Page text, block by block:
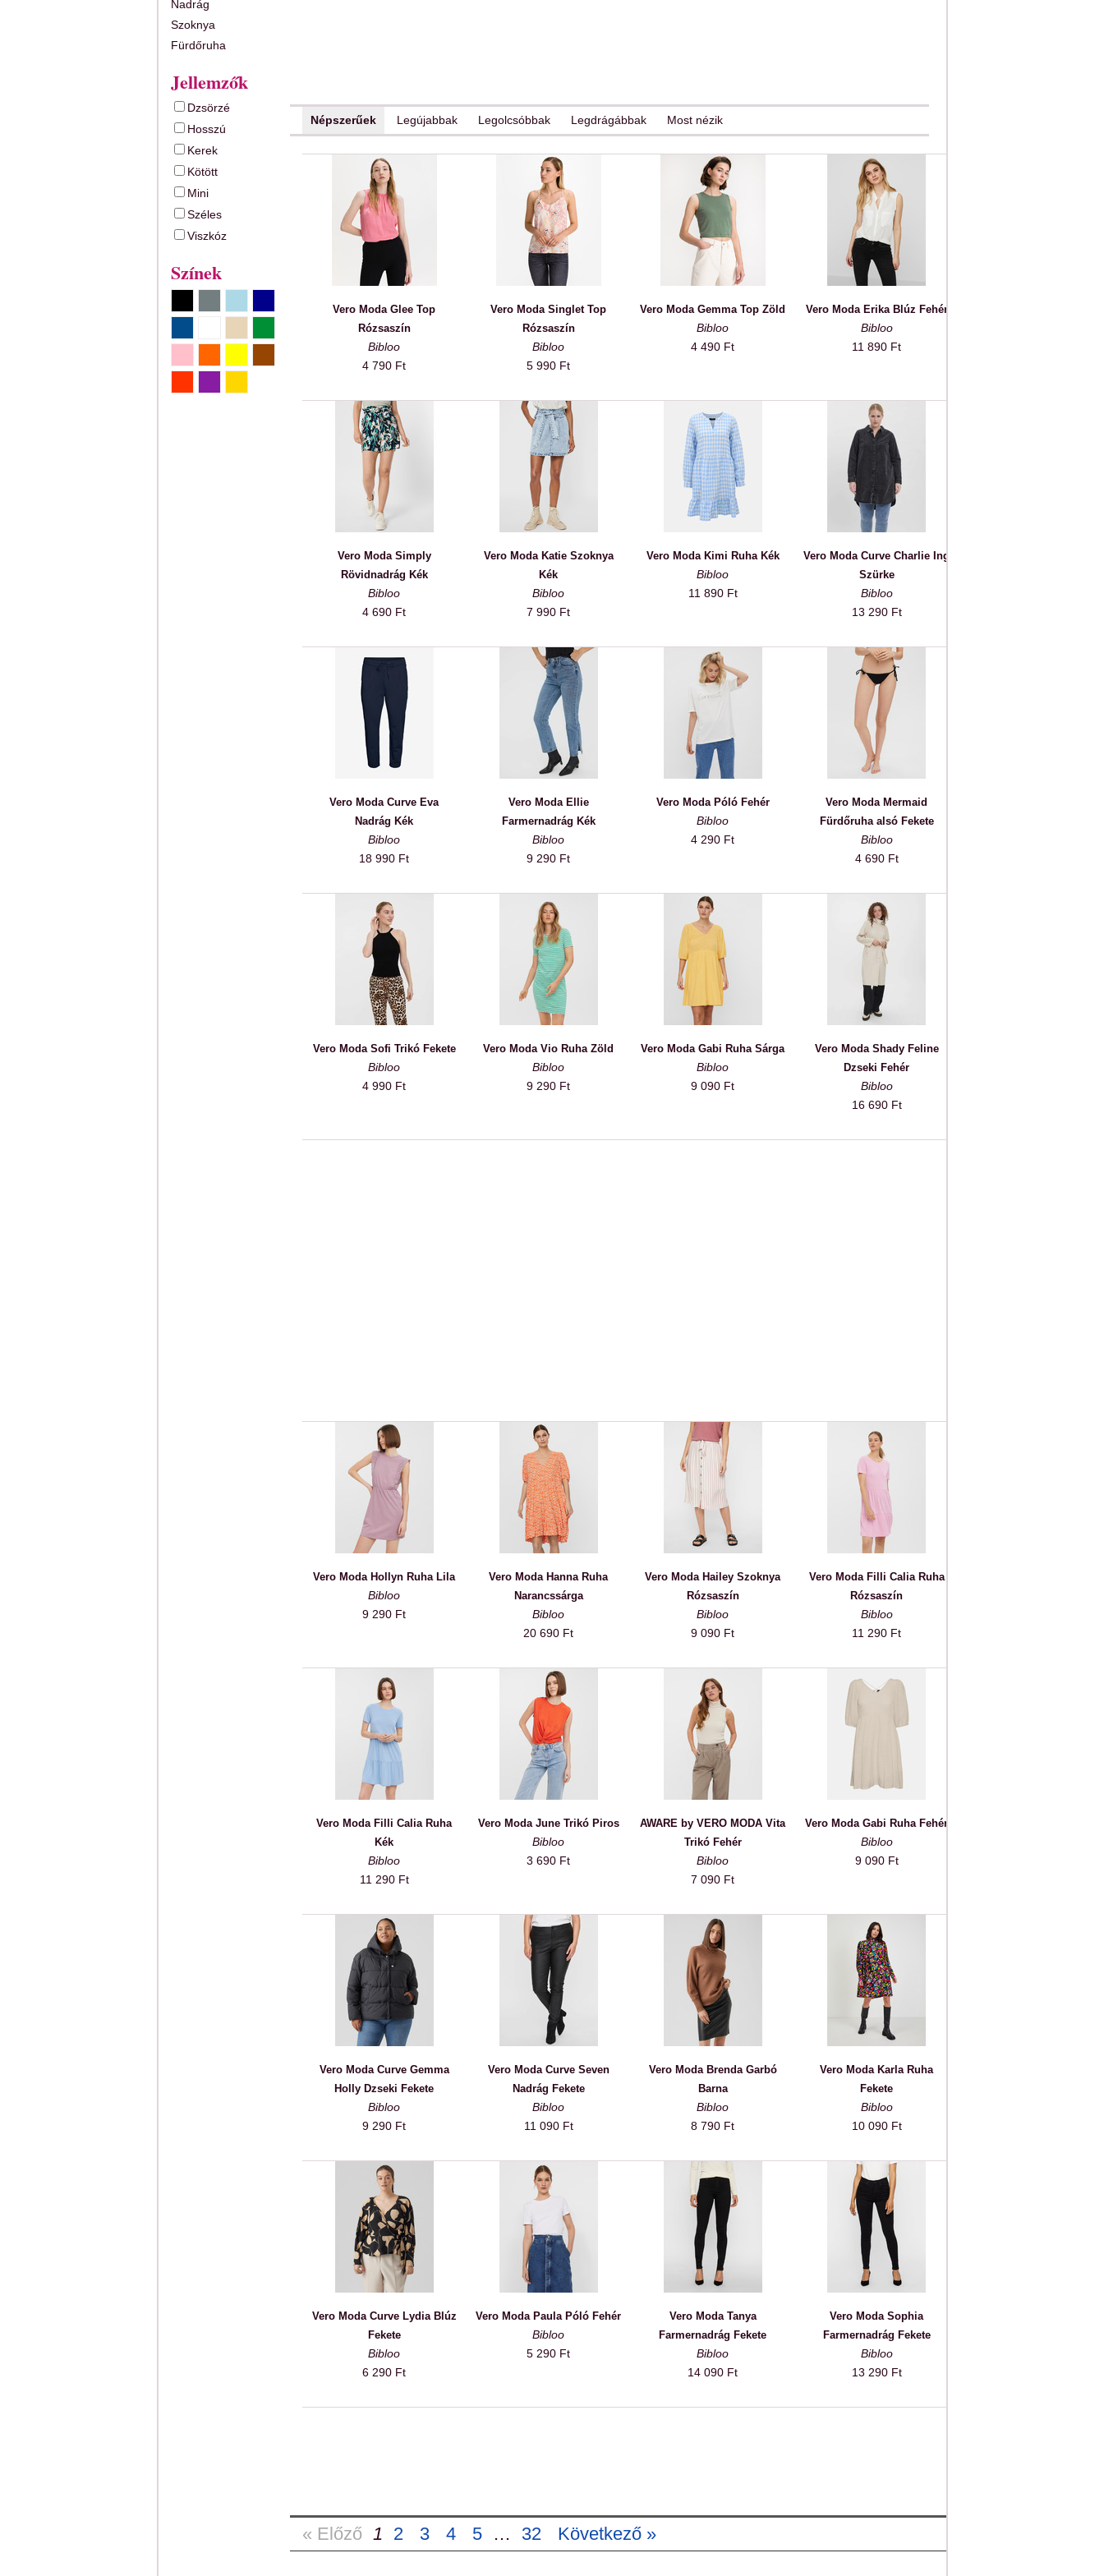
Nadrág
Szoknya
Fürdőruha
Jellemzők
Dzsörzé
Hosszú
Kerek
Kötött
Mini
Széles
Viszkóz
Színek
Népszerűek Legújabbak Legolcsóbbak Legdrágábbak Most nézik
Vero Moda Glee Top
Rózsaszín
Bibloo
4 790 Ft
Vero Moda Singlet Top
Rózsaszín
Bibloo
5 990 Ft
Vero Moda Gemma Top Zöld
Bibloo
4 490 Ft
Vero Moda Erika Blúz Fehér
Bibloo
11 890 Ft
Vero Moda Simply
Rövidnadrág Kék
Bibloo
4 690 Ft
Vero Moda Katie Szoknya
Kék
Bibloo
7 990 Ft
Vero Moda Kimi Ruha Kék
Bibloo
11 890 Ft
Vero Moda Curve Charlie Ing
Szürke
Bibloo
13 290 Ft
Vero Moda Curve Eva
Nadrág Kék
Bibloo
18 990 Ft
Vero Moda Ellie
Farmernadrág Kék
Bibloo
9 290 Ft
Vero Moda Póló Fehér
Bibloo
4 290 Ft
Vero Moda Mermaid
Fürdőruha alsó Fekete
Bibloo
4 690 Ft
Vero Moda Sofi Trikó Fekete
Bibloo
4 990 Ft
Vero Moda Vio Ruha Zöld
Bibloo
9 290 Ft
Vero Moda Gabi Ruha Sárga
Bibloo
9 090 Ft
Vero Moda Shady Feline
Dzseki Fehér
Bibloo
16 690 Ft
Vero Moda Hollyn Ruha Lila
Bibloo
9 290 Ft
Vero Moda Hanna Ruha
Narancssárga
Bibloo
20 690 Ft
Vero Moda Hailey Szoknya
Rózsaszín
Bibloo
9 090 Ft
Vero Moda Filli Calia Ruha
Rózsaszín
Bibloo
11 290 Ft
Vero Moda Filli Calia Ruha
Kék
Bibloo
11 290 Ft
Vero Moda June Trikó Piros
Bibloo
3 690 Ft
AWARE by VERO MODA Vita
Trikó Fehér
Bibloo
7 090 Ft
Vero Moda Gabi Ruha Fehér
Bibloo
9 090 Ft
Vero Moda Curve Gemma
Holly Dzseki Fekete
Bibloo
9 290 Ft
Vero Moda Curve Seven
Nadrág Fekete
Bibloo
11 090 Ft
Vero Moda Brenda Garbó
Barna
Bibloo
8 790 Ft
Vero Moda Karla Ruha
Fekete
Bibloo
10 090 Ft
Vero Moda Curve Lydia Blúz
Fekete
Bibloo
6 290 Ft
Vero Moda Paula Póló Fehér
Bibloo
5 290 Ft
Vero Moda Tanya
Farmernadrág Fekete
Bibloo
14 090 Ft
Vero Moda Sophia
Farmernadrág Fekete
Bibloo
13 290 Ft
« Előző 1 2 3 4 5 … 32 Következő »